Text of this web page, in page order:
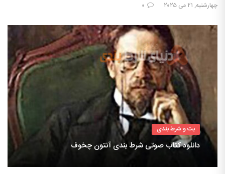
چهارشنبه, ۲۱ می ۲۰۲۵ ۰
بت و شرط بندی
دانلود کتاب صوتی شرط بندی آنتون چخوف